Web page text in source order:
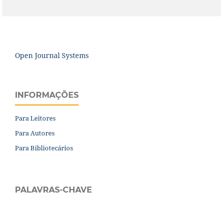
Open Journal Systems
INFORMAÇÕES
Para Leitores
Para Autores
Para Bibliotecários
PALAVRAS-CHAVE